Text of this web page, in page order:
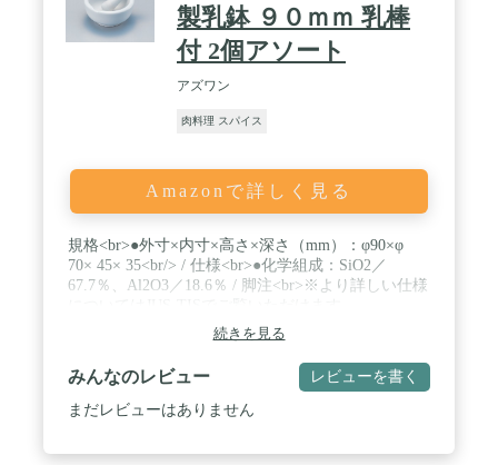
製乳鉢 ９０ｍｍ 乳棒
付 2個アソート
アズワン
肉料理 スパイス
Amazonで詳しく見る
規格<br>●外寸×内寸×高さ×深さ（mm）：φ90×φ
70× 45× 35<br/> / 仕様<br>●化学組成：SiO2／
67.7％、Al2O3／18.6％ / 脚注<br>※より詳しい仕様
続きを見る
みんなのレビュー レビューを書く
まだレビューはありません